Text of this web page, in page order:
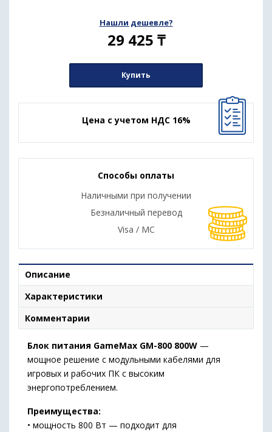
Нашли дешевле?
29 425 ₸
Купить
Цена с учетом НДС 16%
Способы оплаты
Наличными при получении
Безналичный перевод
Visa / MC
Описание
Характеристики
Комментарии
Блок питания GameMax GM-800 800W —
мощное решение с модульными кабелями для
игровых и рабочих ПК с высоким
энергопотреблением.
Преимущества:
• мощность 800 Вт — подходит для